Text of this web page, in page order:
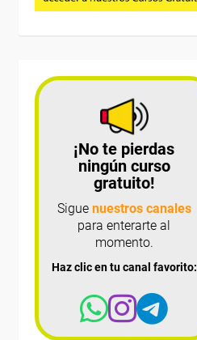
¡No te pierdas
ningún curso
gratuito!
Sigue nuestros canales
para enterarte al
momento.
Haz clic en tu canal favorito: